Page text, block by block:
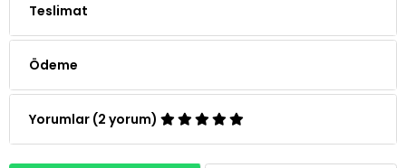
Teslimat
Ödeme
Yorumlar (2 yorum)